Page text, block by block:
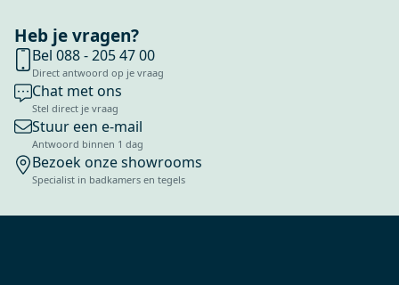
Heb je vragen?
Bel 088 - 205 47 00
Direct antwoord op je vraag
Chat met ons
Stel direct je vraag
Stuur een e-mail
Antwoord binnen 1 dag
Bezoek onze showrooms
Specialist in badkamers en tegels